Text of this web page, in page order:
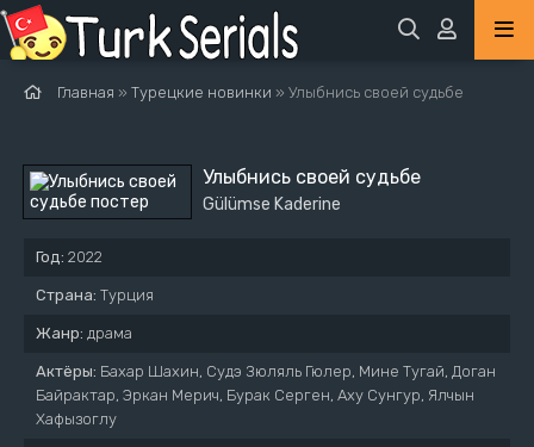
Главная » Турецкие новинки » Улыбнись своей судьбе
Улыбнись своей судьбе
Gülümse Kaderine
Год: 2022
Страна: Турция
Жанр: драма
Актёры: Бахар Шахин, Судэ Зюляль Гюлер, Мине Тугай, Доган
Байрактар, Эркан Мерич, Бурак Серген, Аху Сунгур, Ялчын
Хафызоглу